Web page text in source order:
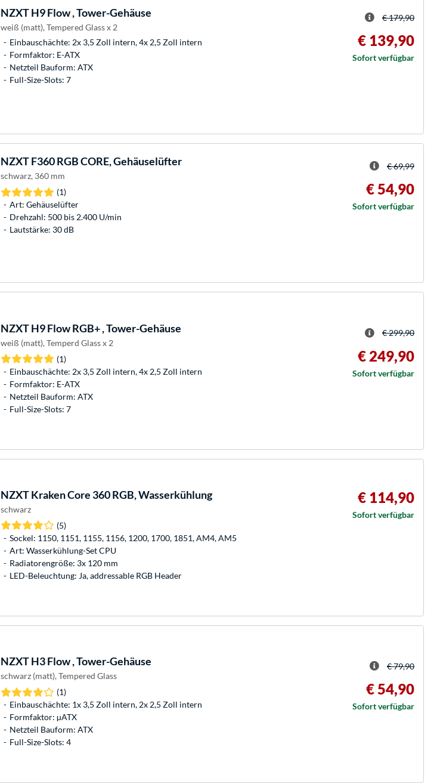
NZXTH9 Flow , Tower-Gehäuse
weiß (matt), Tempered Glass x 2
Einbauschächte: 2x 3,5 Zoll intern, 4x 2,5 Zoll intern
Formfaktor: E-ATX
Netzteil Bauform: ATX
Full-Size-Slots: 7
€ 179,90
€ 139,90
Sofort verfügbar
NZXTF360 RGB CORE, Gehäuselüfter
schwarz, 360 mm
(1)
Art: Gehäuselüfter
Drehzahl: 500 bis 2.400 U/min
Lautstärke: 30 dB
€ 69,99
€ 54,90
Sofort verfügbar
NZXTH9 Flow RGB+ , Tower-Gehäuse
weiß (matt), Temperd Glass x 2
(1)
Einbauschächte: 2x 3,5 Zoll intern, 4x 2,5 Zoll intern
Formfaktor: E-ATX
Netzteil Bauform: ATX
Full-Size-Slots: 7
€ 299,90
€ 249,90
Sofort verfügbar
NZXTKraken Core 360 RGB, Wasserkühlung
schwarz
(5)
Sockel: 1150, 1151, 1155, 1156, 1200, 1700, 1851, AM4, AM5
Art: Wasserkühlung-Set CPU
Radiatorengröße: 3x 120 mm
LED-Beleuchtung: Ja, addressable RGB Header
€ 114,90
Sofort verfügbar
NZXTH3 Flow , Tower-Gehäuse
schwarz (matt), Tempered Glass
(1)
Einbauschächte: 1x 3,5 Zoll intern, 2x 2,5 Zoll intern
Formfaktor: µATX
Netzteil Bauform: ATX
Full-Size-Slots: 4
€ 79,90
€ 54,90
Sofort verfügbar